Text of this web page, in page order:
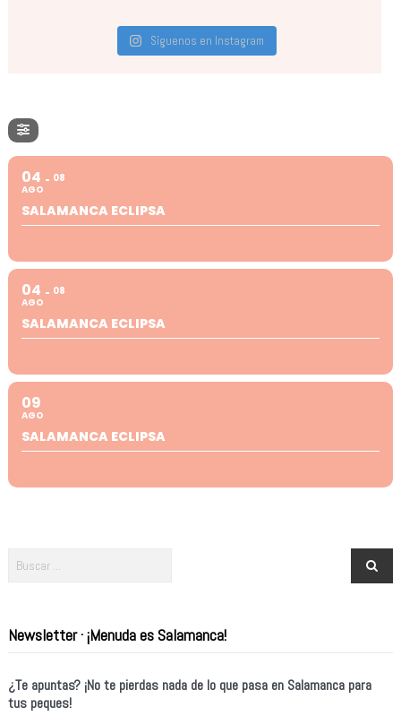
Síguenos en Instagram
04
AGO
08
SALAMANCA ECLIPSA
04
AGO
08
SALAMANCA ECLIPSA
09
AGO
SALAMANCA ECLIPSA
Newsletter · ¡Menuda es Salamanca!
¿Te apuntas? ¡No te pierdas nada de lo que pasa en Salamanca para
tus peques!